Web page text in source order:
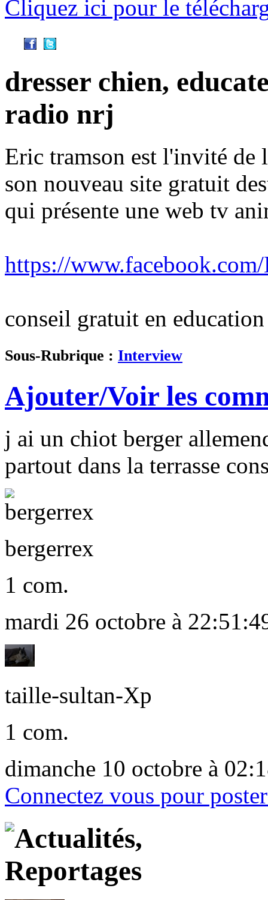
Cliquez ici pour le
dresser chien,
radio nrj
Eric tramson est l'invité de
son nouveau site gratuit
qui présente une web tv
https://
conseil gratuit en
Sous-Rubrique : Interview
Ajouter/Voir les
j ai un chiot berger
partout dans la terrasse
bergerrex
1 com.
mardi 26 octobre à
taille-sultan-Xp
1 com.
dimanche 10 octobre à
Connectez vous pour